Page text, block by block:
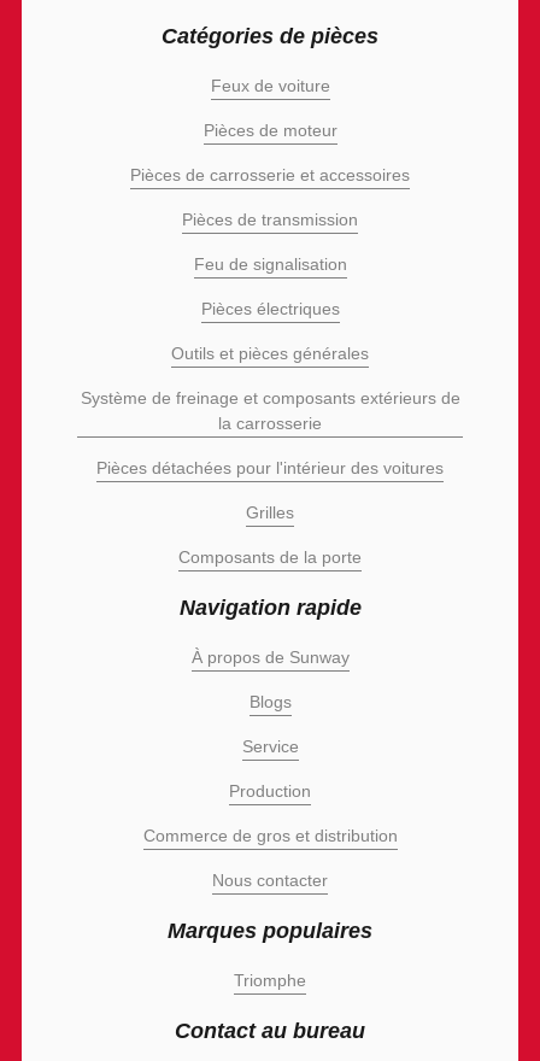
Catégories de pièces
Feux de voiture
Pièces de moteur
Pièces de carrosserie et accessoires
Pièces de transmission
Feu de signalisation
Pièces électriques
Outils et pièces générales
Système de freinage et composants extérieurs de
la carrosserie
Pièces détachées pour l'intérieur des voitures
Grilles
Composants de la porte
Navigation rapide
À propos de Sunway
Blogs
Service
Production
Commerce de gros et distribution
Nous contacter
Marques populaires
Triomphe
Contact au bureau